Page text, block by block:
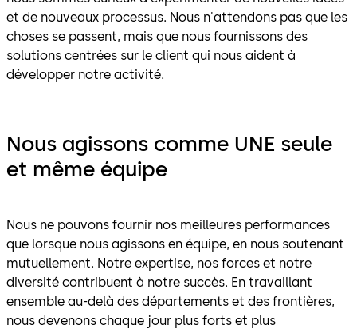
et de nouveaux processus. Nous n'attendons pas que les
choses se passent, mais que nous fournissons des
solutions centrées sur le client qui nous aident à
développer notre activité.
Nous agissons comme UNE seule
et même équipe
Nous ne pouvons fournir nos meilleures performances
que lorsque nous agissons en équipe, en nous soutenant
mutuellement. Notre expertise, nos forces et notre
diversité contribuent à notre succès. En travaillant
ensemble au-delà des départements et des frontières,
nous devenons chaque jour plus forts et plus